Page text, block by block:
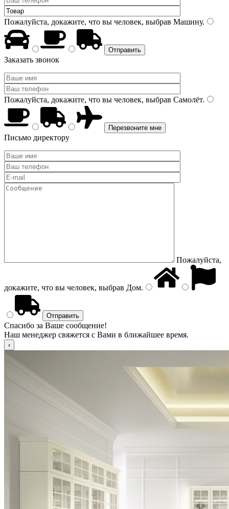
Пожалуйста, докажите, что вы человек, выбрав Машину.
Заказать звонок
Пожалуйста, докажите, что вы человек, выбрав Самолёт.
Письмо директору
Пожалуйста,
докажите, что вы человек, выбрав Дом.
Спасибо за Ваше сообщение!
Наш менеджер свяжется с Вами в ближайшее время.